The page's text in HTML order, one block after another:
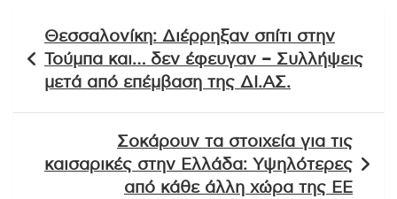
άρθρων
Θεσσαλονίκη: Διέρρηξαν σπίτι στην
Τούμπα και… δεν έφευγαν – Συλλήψεις
μετά από επέμβαση της ΔΙ.ΑΣ.
Σοκάρουν τα στοιχεία για τις
καισαρικές στην Ελλάδα: Υψηλότερες
από κάθε άλλη χώρα της ΕΕ